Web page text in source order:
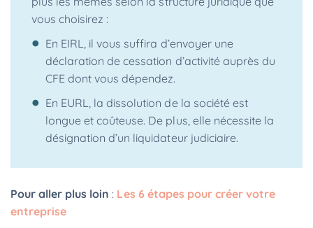
vous choisirez :
En EIRL, il vous suffira d’envoyer une
déclaration de cessation d’activité auprès du
CFE dont vous dépendez.
En EURL, la dissolution de la société est
longue et coûteuse. De plus, elle nécessite la
désignation d’un liquidateur judiciaire.
Pour aller plus loin : Les 6 étapes pour créer votre
entreprise